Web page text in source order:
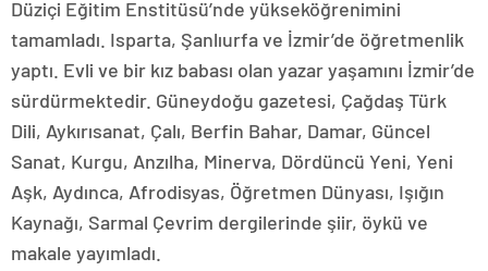
Düziçi Eğitim Enstitüsü’nde yükseköğrenimini
tamamladı. Isparta, Şanlıurfa ve İzmir’de öğretmenlik
yaptı. Evli ve bir kız babası olan yazar yaşamını İzmir’de
sürdürmektedir. Güneydoğu gazetesi, Çağdaş Türk
Dili, Aykırısanat, Çalı, Berfin Bahar, Damar, Güncel
Sanat, Kurgu, Anzılha, Minerva, Dördüncü Yeni, Yeni
Aşk, Aydınca, Afrodisyas, Öğretmen Dünyası, Işığın
Kaynağı, Sarmal Çevrim dergilerinde şiir, öykü ve
makale yayımladı.